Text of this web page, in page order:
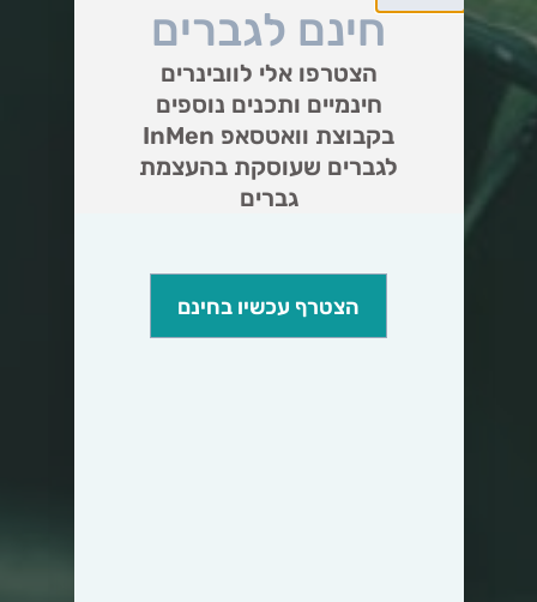
חינם לגברים
הצטרפו אלי לוובינרים
חינמיים ותכנים נוספים
בקבוצת וואטסאפ InMen
לגברים שעוסקת בהעצמת
גברים
הצטרף עכשיו בחינם